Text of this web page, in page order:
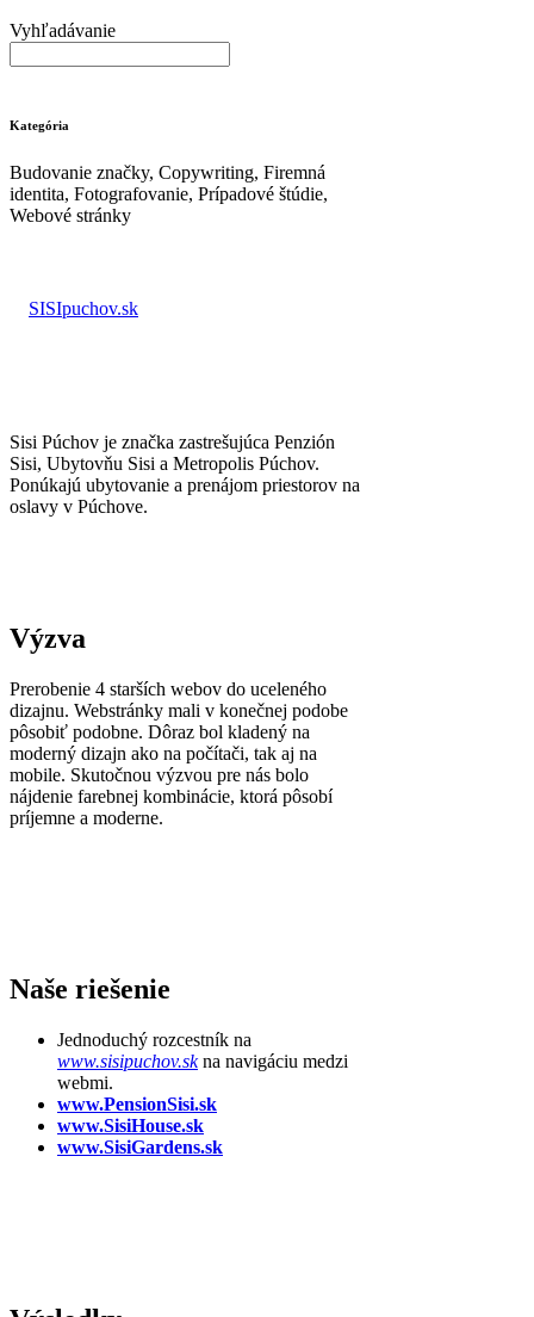
Vyhľadávanie
Kategória
Budovanie značky, Copywriting, Firemná
identita, Fotografovanie, Prípadové štúdie,
Webové stránky
SISIpuchov.sk
Sisi Púchov je značka zastrešujúca Penzión
Sisi, Ubytovňu Sisi a Metropolis Púchov.
Ponúkajú ubytovanie a prenájom priestorov na
oslavy v Púchove.
Výzva
Prerobenie 4 starších webov do uceleného
dizajnu. Webstránky mali v konečnej podobe
pôsobiť podobne. Dôraz bol kladený na
moderný dizajn ako na počítači, tak aj na
mobile. Skutočnou výzvou pre nás bolo
nájdenie farebnej kombinácie, ktorá pôsobí
príjemne a moderne.
Naše riešenie
Jednoduchý rozcestník na
www.sisipuchov.skna navigáciu medzi
webmi.
www.PensionSisi.sk
www.SisiHouse.sk
www.SisiGardens.sk